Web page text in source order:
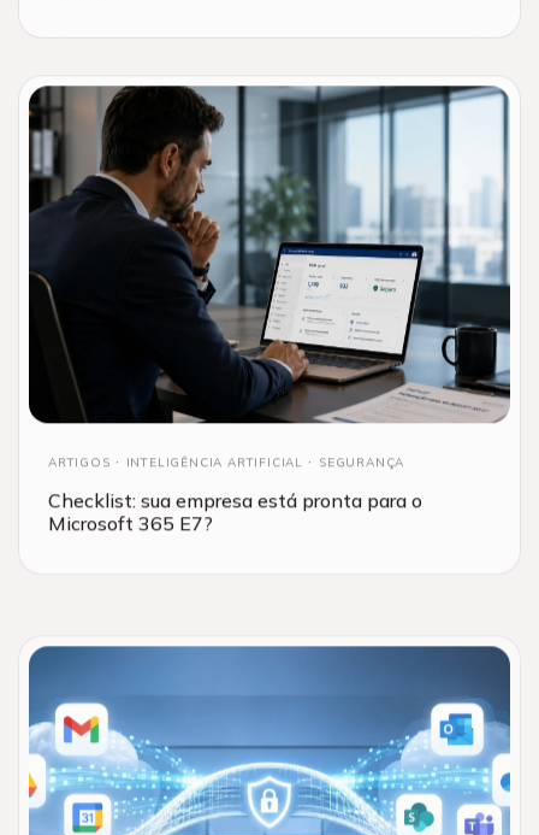
ARTIGOS INTELIGÊNCIA ARTIFICIAL SEGURANÇA
Checklist: sua empresa está pronta para o
Microsoft 365 E7?